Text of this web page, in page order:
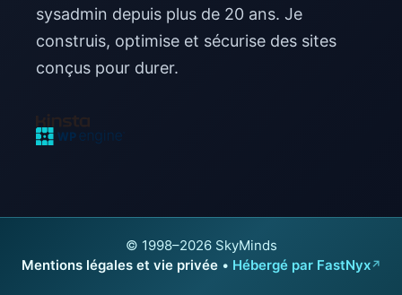
sysadmin depuis plus de 20 ans. Je
construis, optimise et sécurise des sites
conçus pour durer.
© 1998–2026 SkyMinds
Mentions légales et vie privée • Hébergé par FastNyx